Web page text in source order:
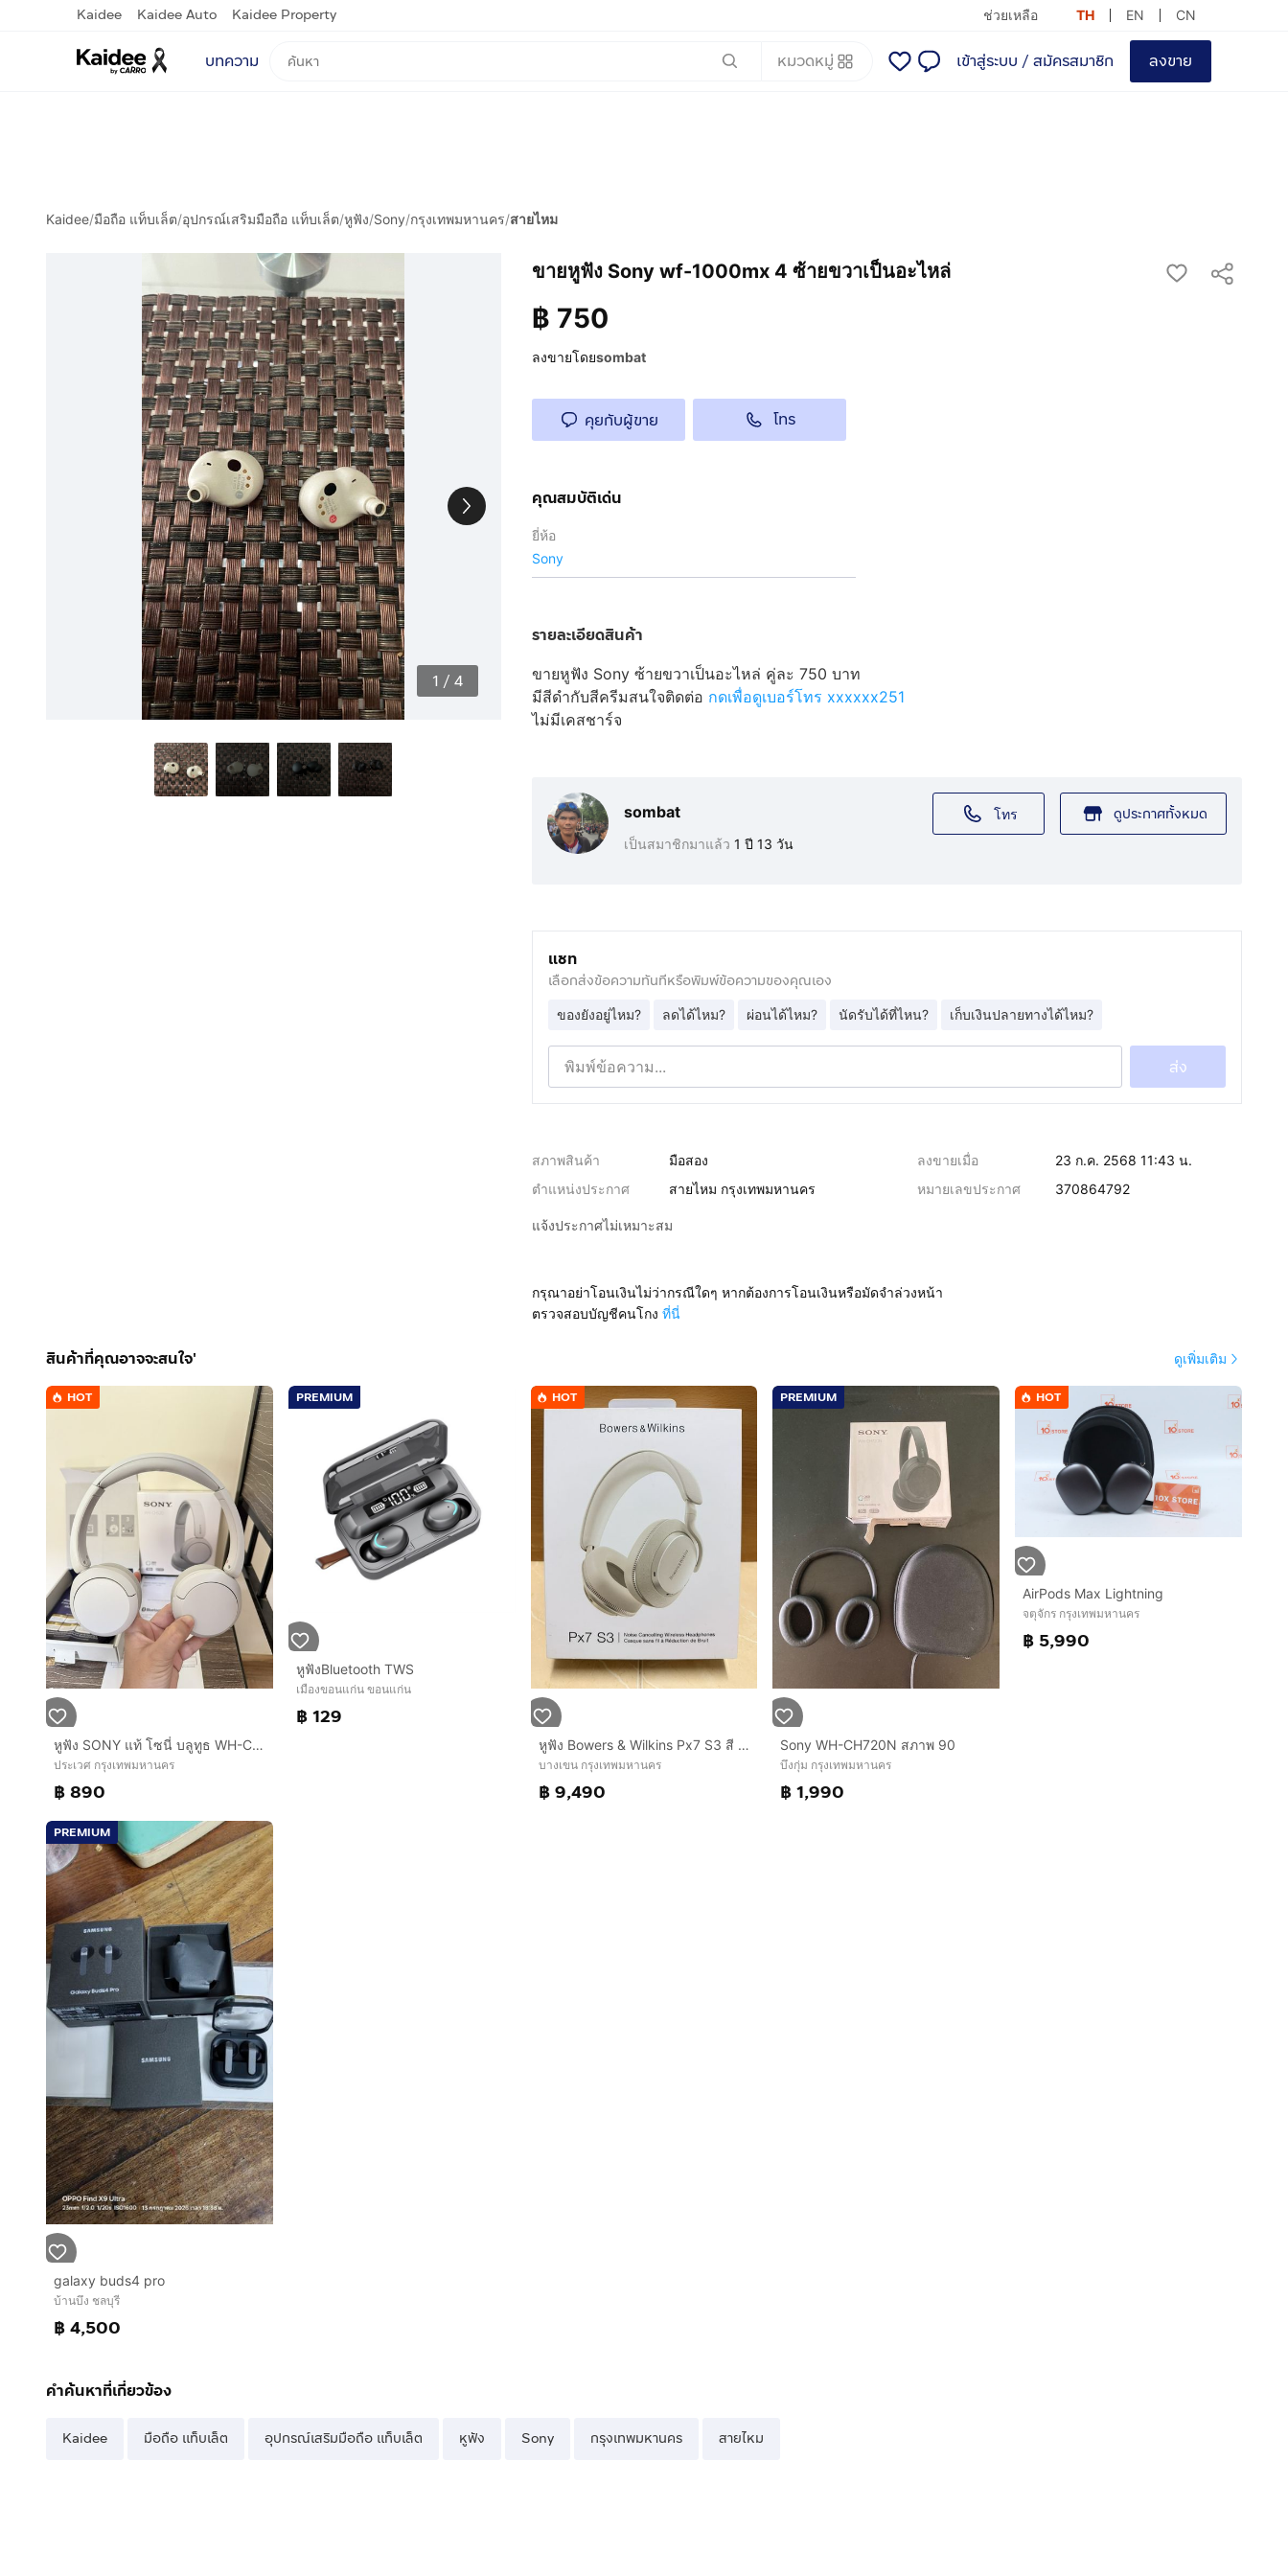
Kaidee Kaidee Auto Kaidee Property ช่วยเหลือ TH EN CN
บทความ หมวดหมู่ เข้าสู่ระบบ / สมัครสมาชิก ลงขาย
Kaidee/มือถือ แท็บเล็ต/อุปกรณ์เสริมมือถือ แท็บเล็ต/หูฟัง/Sony/กรุงเทพมหานคร/สายไหม
1 / 4
ขายหูฟัง Sony wf-1000mx 4 ซ้ายขวาเป็นอะไหล่
฿ 750
ลงขายโดยsombat
คุยกับผู้ขาย โทร
คุณสมบัติเด่น
ยี่ห้อ
Sony
รายละเอียดสินค้า
ขายหูฟัง Sony ซ้ายขวาเป็นอะไหล่ คู่ละ 750 บาท
มีสีดำกับสีครีมสนใจติดต่อ กดเพื่อดูเบอร์โทร xxxxxx251
ไม่มีเคสชาร์จ
sombat
เป็นสมาชิกมาแล้ว 1 ปี 13 วัน
โทร ดูประกาศทั้งหมด
แชท
เลือกส่งข้อความทันทีหรือพิมพ์ข้อความของคุณเอง
ของยังอยู่ไหม? ลดได้ไหม? ผ่อนได้ไหม? นัดรับได้ที่ไหน? เก็บเงินปลายทางได้ไหม?
ส่ง
สภาพสินค้า มือสอง ลงขายเมื่อ
23 ก.ค. 2568 11:43 น.
ตำแหน่งประกาศ
สายไหม กรุงเทพมหานคร หมายเลขประกาศ 370864792
แจ้งประกาศไม่เหมาะสม
กรุณาอย่าโอนเงินไม่ว่ากรณีใดๆ หากต้องการโอนเงินหรือมัดจำล่วงหน้า
ตรวจสอบบัญชีคนโกง ที่นี่
สินค้าที่คุณอาจจะสนใจ' ดูเพิ่มเติม
HOT
หูฟัง SONY แท้ โซนี่ บลูทูธ WH-CH520 headphone มือ 2 สภาพ 80%
ประเวศ กรุงเทพมหานคร
฿ 890
PREMIUM
หูฟังBluetooth TWS
เมืองขอนแก่น ขอนแก่น
฿ 129
HOT
หูฟัง Bowers & Wilkins Px7 S3 สี Canvas White สภาพสวย 99% ไร้ริ้วรอย
บางเขน กรุงเทพมหานคร
฿ 9,490
PREMIUM
Sony WH-CH720N สภาพ 90
บึงกุ่ม กรุงเทพมหานคร
฿ 1,990
HOT
AirPods Max Lightning
จตุจักร กรุงเทพมหานคร
฿ 5,990
PREMIUM
galaxy buds4 pro
บ้านบึง ชลบุรี
฿ 4,500
คำค้นหาที่เกี่ยวข้อง
Kaidee มือถือ แท็บเล็ต อุปกรณ์เสริมมือถือ แท็บเล็ต หูฟัง Sony กรุงเทพมหานคร สายไหม